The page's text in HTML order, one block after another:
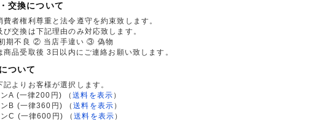
交換について
費者権利尊重と法令遵守を約束致します。
び交換は下記理由のみ対応致します。
期不良 ② 当店手違い ③ 偽物
商品受取後 3日以内にご連絡お願い致します。
ついて
記よりお客様が選択します。
A (一律200円)
（送料を表示 ）
B (一律360円)
（送料を表示 ）
C (一律600円)
（送料を表示 ）